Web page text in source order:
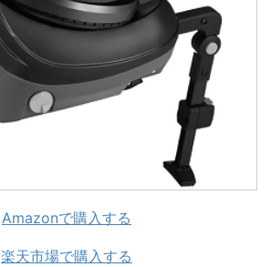
Amazonで購入する
楽天市場で購入する